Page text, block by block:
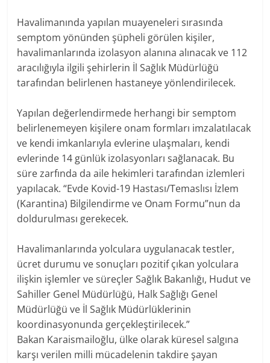
Havalimanında yapılan muayeneleri sırasında
semptom yönünden şüpheli görülen kişiler,
havalimanlarında izolasyon alanına alınacak ve 112
aracılığıyla ilgili şehirlerin İl Sağlık Müdürlüğü
tarafından belirlenen hastaneye yönlendirilecek.
Yapılan değerlendirmede herhangi bir semptom
belirlenemeyen kişilere onam formları imzalatılacak
ve kendi imkanlarıyla evlerine ulaşmaları, kendi
evlerinde 14 günlük izolasyonları sağlanacak. Bu
süre zarfında da aile hekimleri tarafından izlemleri
yapılacak. “Evde Kovid-19 Hastası/Temaslısı İzlem
(Karantina) Bilgilendirme ve Onam Formu”nun da
doldurulması gerekecek.
Havalimanlarında yolculara uygulanacak testler,
ücret durumu ve sonuçları pozitif çıkan yolculara
ilişkin işlemler ve süreçler Sağlık Bakanlığı, Hudut ve
Sahiller Genel Müdürlüğü, Halk Sağlığı Genel
Müdürlüğü ve İl Sağlık Müdürlüklerinin
koordinasyonunda gerçekleştirilecek.”
Bakan Karaismailoğlu, ülke olarak küresel salgına
karşı verilen milli mücadelenin takdire şayan